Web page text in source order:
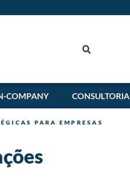
COMPANY CONSULTORIA
PARA EMPRESAS